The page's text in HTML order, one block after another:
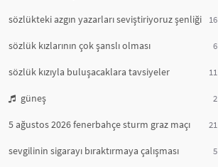
sözlükteki azgın yazarları seviştiriyoruz şenliği 16
sözlük kızlarının çok şanslı olması 6
sözlük kızıyla buluşacaklara tavsiyeler 11
güneş 2
5 ağustos 2026 fenerbahçe sturm graz maçı 21
sevgilinin sigarayı bıraktırmaya çalışması 5